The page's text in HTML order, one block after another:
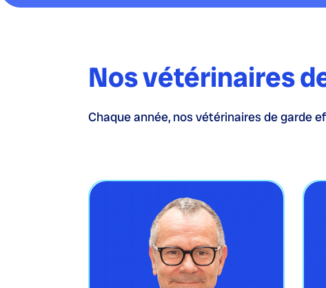
Nos vétérinaires
Chaque année, nos vétérinaires de garde